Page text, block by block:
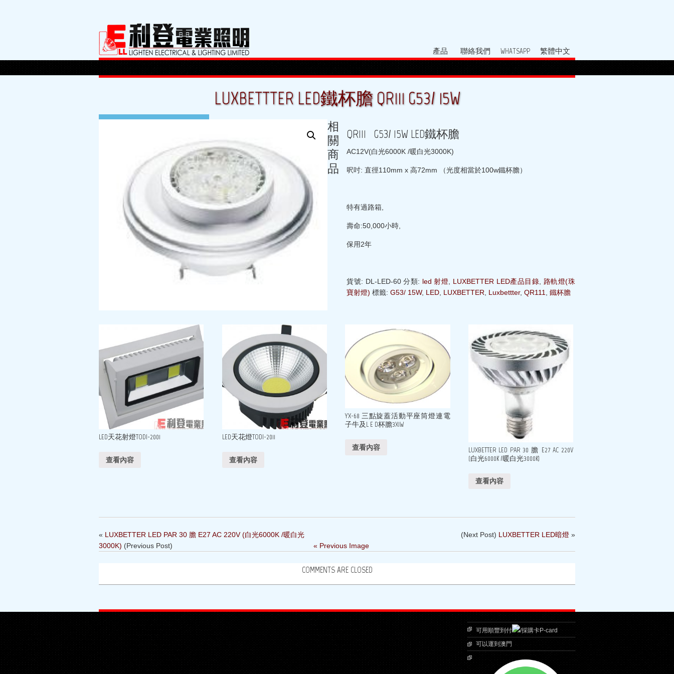
產品 聯絡我們 WHATSAPP 繁體中文
LUXBETTTER LED鐵杯膽 QR111 G53/ 15W
lighten
Posted in
QR111 G53/ 15W LED鐵杯膽
AC12V(白光6000K /暖白光3000K)
呎吋: 直徑110mm x 高72mm （光度相當於100w鐵杯膽）
特有過路箱,
壽命:50,000小時,
保用2年
貨號: DL-LED-60 分類: led 射燈 LUXBETTER LED產品目錄
路軌燈(珠
寶射燈) 標籤: G53/ 15W, LED LUXBETTER Luxbettter, QR111 鐵杯膽
相
關
商
品
LED天花射燈TODI-2001
查看內容
LED天花燈TODI-2011
查看內容
YX-68 三點旋蓋活動平座筒燈連電
子牛及L E D杯膽3X1W
查看內容
LUXBETTER LED PAR 30 膽 E27 AC 220V
(白光6000K /暖白光3000K)
查看內容
« LUXBETTER LED PAR 30 膽 E27 AC 220V (白光6000K /暖白光
3000K) (Previous Post)
(Next Post) LUXBETTER LED暗燈 »
« Previous Image
COMMENTS ARE CLOSED
可用順豐到付
/採購卡P-card
可以運到澳門